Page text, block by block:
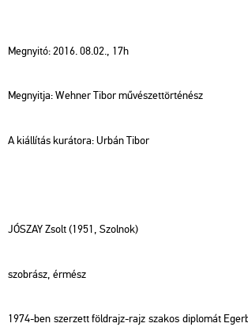
Meg­nyi­tó: 2016. 08.02., 17h
Meg­nyit­ja: Weh­ner Tibor mű­vé­szet­tör­té­nész
A ki­ál­lí­tás ku­rá­to­ra: Urbán Tibor
JÓ­SZAY Zsolt (1951, Szol­nok)
szob­rász, ér­mész
1974-ben szer­zett föld­rajz-rajz sza­kos dip­lo­mát